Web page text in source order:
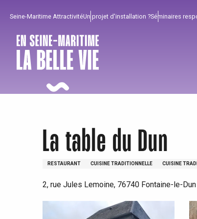
principal
Seine-Maritime AttractivitéUn projet d'installation ?Séminaires
Pour profiter
Incontournables
Bien de chez nous !
La table du Dun
RESTAURANT CUISINE TRADITIONNELLE CUISINE
2, rue Jules Lemoine, 76740 Fontaine-le-Dun